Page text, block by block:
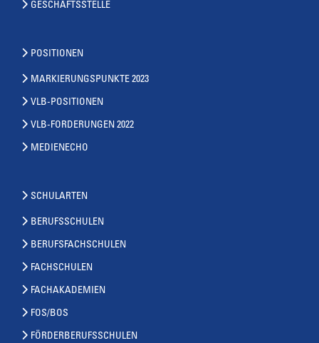
GESCHÄFTSSTELLE
POSITIONEN
MARKIERUNGSPUNKTE 2023
VLB-POSITIONEN
VLB-FORDERUNGEN 2022
MEDIENECHO
SCHULARTEN
BERUFSSCHULEN
BERUFSFACHSCHULEN
FACHSCHULEN
FACHAKADEMIEN
FOS/BOS
FÖRDERBERUFSSCHULEN